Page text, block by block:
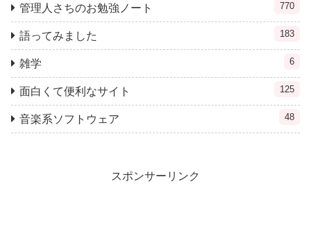
管理人さちのお勉強ノート 770
語ってみました 183
雑学 6
面白くて便利なサイト 125
音楽系ソフトウェア 48
スポンサーリンク